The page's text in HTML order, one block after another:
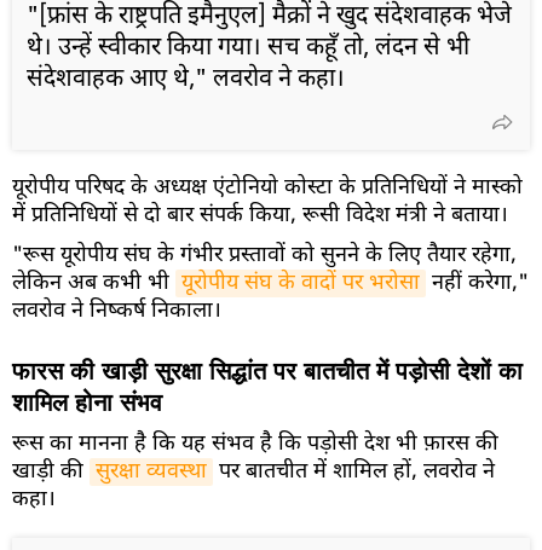
"[फ्रांस के राष्ट्रपति इमैनुएल] मैक्रों ने खुद संदेशवाहक भेजे
थे। उन्हें स्वीकार किया गया। सच कहूँ तो, लंदन से भी
संदेशवाहक आए थे," लवरोव ने कहा।
यूरोपीय परिषद के अध्यक्ष एंटोनियो कोस्टा के प्रतिनिधियों ने मास्को
में प्रतिनिधियों से दो बार संपर्क किया, रूसी विदेश मंत्री ने बताया।
"रूस यूरोपीय संघ के गंभीर प्रस्तावों को सुनने के लिए तैयार रहेगा,
लेकिन अब कभी भी यूरोपीय संघ के वादों पर भरोसा नहीं करेगा,"
लवरोव ने निष्कर्ष निकाला।
फारस की खाड़ी सुरक्षा सिद्धांत पर बातचीत में पड़ोसी देशों का
शामिल होना संभव
रूस का मानना है कि यह संभव है कि पड़ोसी देश भी फ़ारस की
खाड़ी की सुरक्षा व्यवस्था पर बातचीत में शामिल हों, लवरोव ने
कहा।